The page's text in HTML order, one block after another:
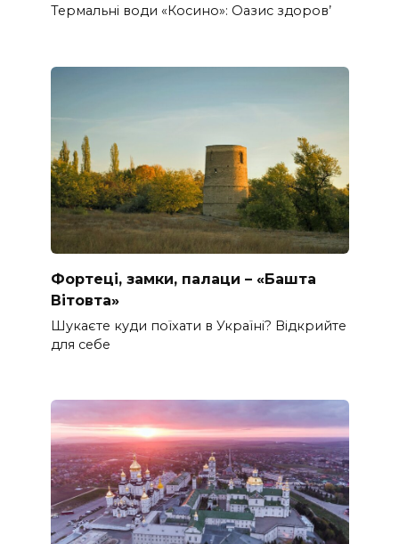
Термальні води «Косино»: Оазис здоров’
Фортеці, замки, палаци – «Башта
Вітовта»
Шукаєте куди поїхати в Україні? Відкрийте
для себе